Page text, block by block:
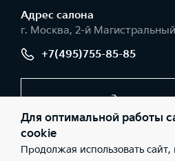
Адрес салонa
г. Москва, 2-й
+7(495)755-85-85
Заказать
© 2026 Юридические лица АО
Для оптимальной работы
cookie
Продолжая использовать сайт,